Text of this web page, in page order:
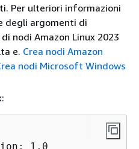
Per ulteriori informazioni
degli argomenti di
nodi Amazon Linux 2023
e. Crea nodi Amazon
nodi Microsoft Windows
1.0